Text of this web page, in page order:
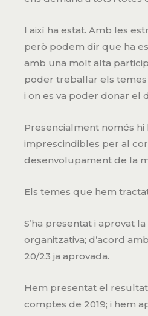
I així ha estat. Amb les
però podem dir que ha
amb una molt alta
poder treballar els temes
i on es va poder donar el
Presencialment només hi
imprescindibles per al
desenvolupament de la
Els temes que hem
S’ha presentat i aprovat
organitzativa; d’acord
20/23 ja aprovada.
Hem presentat el
comptes de 2019; i hem